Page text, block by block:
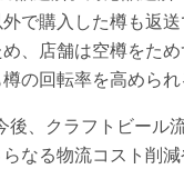
で購入した樽も返
、店舗は空樽をた
の回転率を高められ
後、クラフトビール
なる物流コスト削